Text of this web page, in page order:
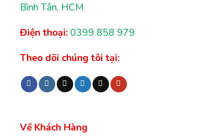
Bình Tân, HCM
Điện thoại: 0399 858 979
Theo dõi chúng tôi tại:
Về Khách Hàng